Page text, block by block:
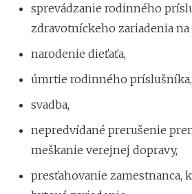
sprevádzanie rodinného
zdravotníckeho zariadenia
narodenie dieťaťa,
úmrtie rodinného príslušníka,
svadba,
nepredvídané prerušenie
meškanie verejnej dopravy,
presťahovanie zamestnanca,